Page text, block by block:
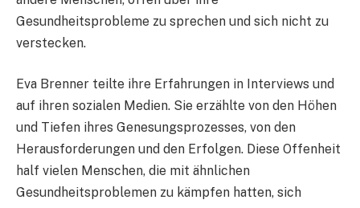
Gesundheitsprobleme zu sprechen und sich nicht zu
verstecken.
Eva Brenner teilte ihre Erfahrungen in Interviews und
auf ihren sozialen Medien. Sie erzählte von den Höhen
und Tiefen ihres Genesungsprozesses, von den
Herausforderungen und den Erfolgen. Diese Offenheit
half vielen Menschen, die mit ähnlichen
Gesundheitsproblemen zu kämpfen hatten, sich